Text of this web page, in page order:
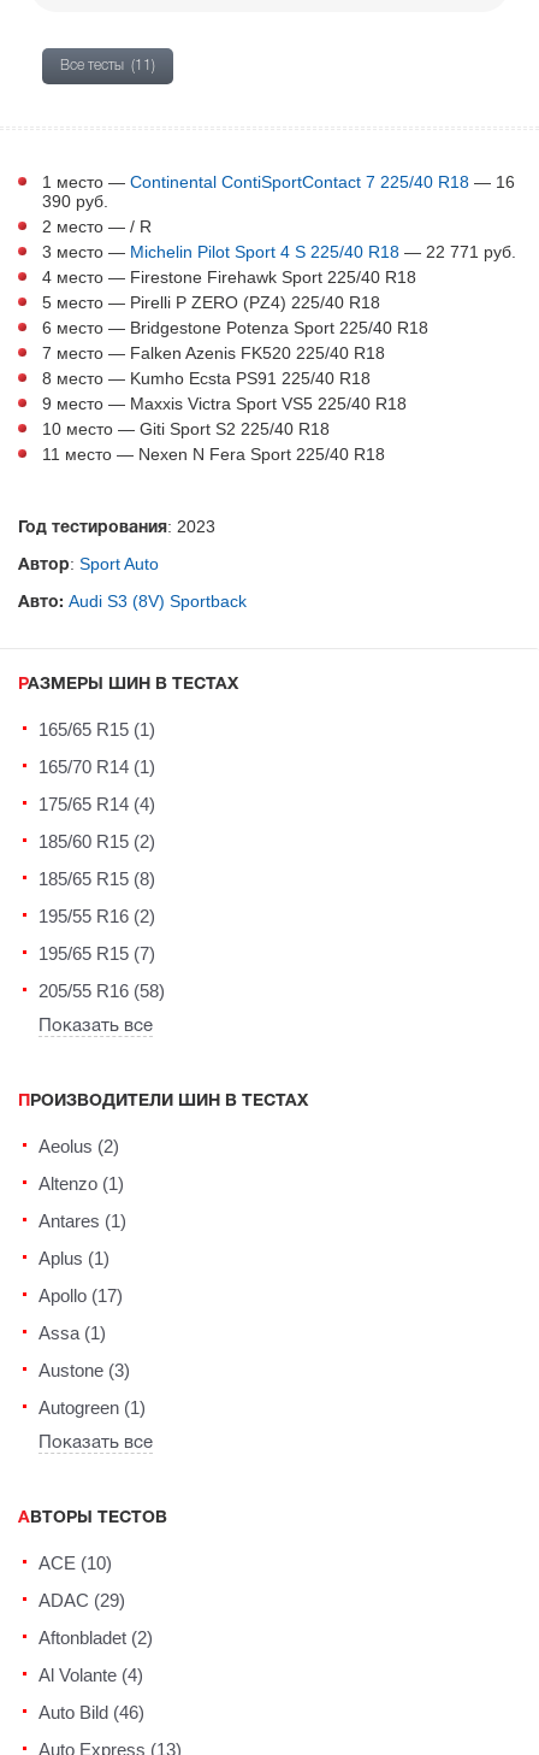
Все тесты (11)
1 место — Continental ContiSportContact 7 225/40 R18 — 16
390 руб.
2 место — / R
3 место — Michelin Pilot Sport 4 S 225/40 R18 — 22 771 руб.
4 место — Firestone Firehawk Sport 225/40 R18
5 место — Pirelli P ZERO (PZ4) 225/40 R18
6 место — Bridgestone Potenza Sport 225/40 R18
7 место — Falken Azenis FK520 225/40 R18
8 место — Kumho Ecsta PS91 225/40 R18
9 место — Maxxis Victra Sport VS5 225/40 R18
10 место — Giti Sport S2 225/40 R18
11 место — Nexen N Fera Sport 225/40 R18
Год тестирования: 2023
Автор: Sport Auto
Авто: Audi S3 (8V) Sportback
РАЗМЕРЫ ШИН В ТЕСТАХ
165/65 R15 (1)
165/70 R14 (1)
175/65 R14 (4)
185/60 R15 (2)
185/65 R15 (8)
195/55 R16 (2)
195/65 R15 (7)
205/55 R16 (58)
Показать все
ПРОИЗВОДИТЕЛИ ШИН В ТЕСТАХ
Aeolus (2)
Altenzo (1)
Antares (1)
Aplus (1)
Apollo (17)
Assa (1)
Austone (3)
Autogreen (1)
Показать все
АВТОРЫ ТЕСТОВ
ACE (10)
ADAC (29)
Aftonbladet (2)
Al Volante (4)
Auto Bild (46)
Auto Express (13)